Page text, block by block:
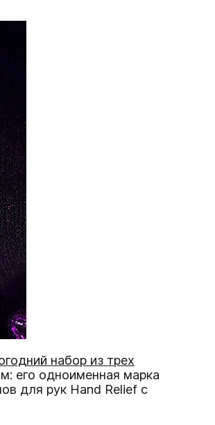
набор из трех
его одноименная марка
для рук Hand Relief c